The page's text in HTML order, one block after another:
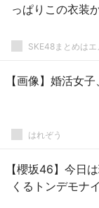
っぱりこの衣装
SKE48まとめはエ
【画像】婚活女
はれぞう
【櫻坂46】今日
くるトンデモナ